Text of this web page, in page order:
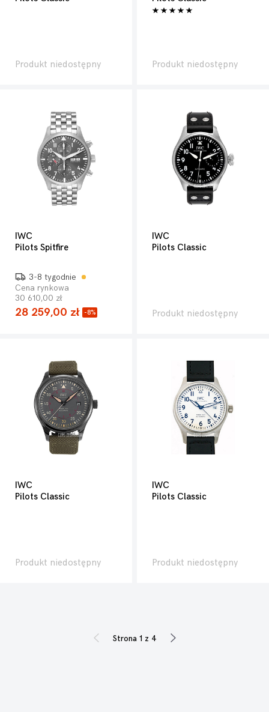
Produkt niedostępny Produkt niedostępny
IWC
Pilots Spitfire
3-8 tygodnie
Cena rynkowa
30 610,00 zł
28 259,00 zł -8%
IWC
Pilots Classic
Produkt niedostępny
IWC
Pilots Classic
Produkt niedostępny
IWC
Pilots Classic
Produkt niedostępny
Strona 1 z 4